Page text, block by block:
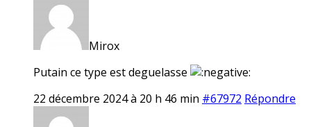
Mirox
Putain ce type est deguelasse
22 décembre 2024 à 20 h 46 min #67972 Répondre